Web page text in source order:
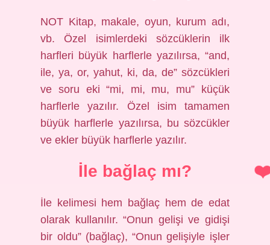
NOT Kitap, makale, oyun, kurum adı,
vb. Özel isimlerdeki sözcüklerin ilk
harfleri büyük harflerle yazılırsa, “and,
ile, ya, or, yahut, ki, da, de” sözcükleri
ve soru eki “mi, mi, mu, mu” küçük
harflerle yazılır. Özel isim tamamen
büyük harflerle yazılırsa, bu sözcükler
ve ekler büyük harflerle yazılır.
İle bağlaç mı?
İle kelimesi hem bağlaç hem de edat
olarak kullanılır. “Onun gelişi ve gidişi
bir oldu” (bağlaç), “Onun gelişiyle işler